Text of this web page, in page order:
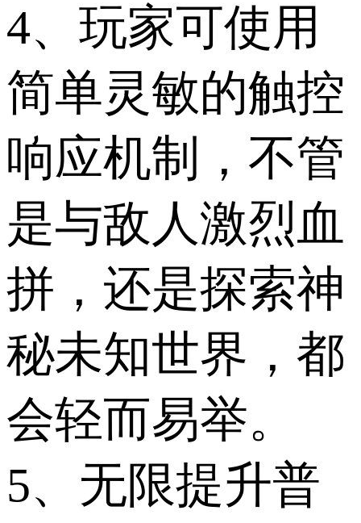
4、玩家可使用
简单灵敏的触控
响应机制，不管
是与敌人激烈血
拼，还是探索神
秘未知世界，都
会轻而易举。
5、无限提升普